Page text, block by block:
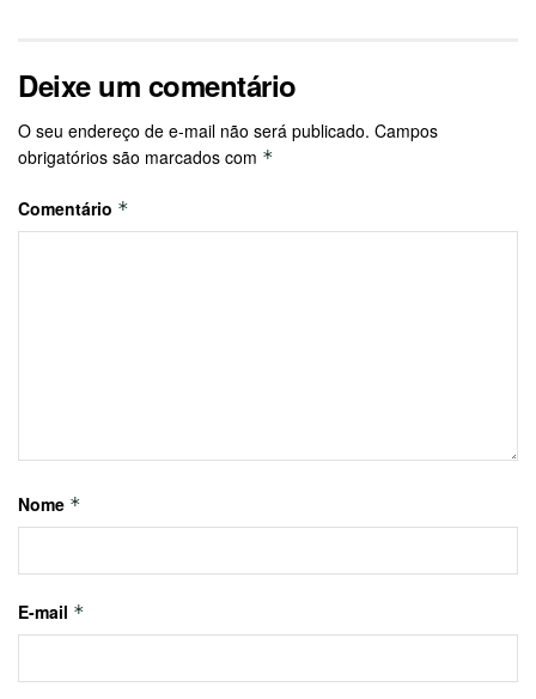
Deixe um comentário
O seu endereço de e-mail não será publicado. Campos
obrigatórios são marcados com *
Comentário *
Nome *
E-mail *